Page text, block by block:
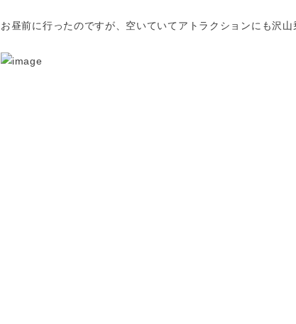
お昼前に行ったのですが、空いていてアトラクションにも沢山